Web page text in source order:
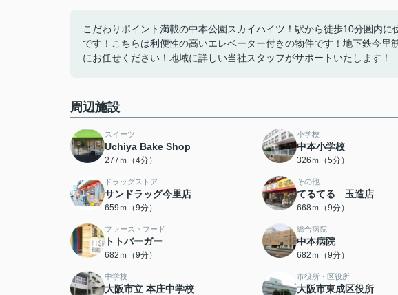
こだわりポイント満載の中本公園スカイハイツ！駅から徒歩10分圏内
です！こちらは利便性の高いエレベーター付きの物件です！地下鉄今
にお任せください！地域に詳しい当社スタッフがサポートいたします！
周辺施設
スイーツ
Uchiya Bake Shop
277ｍ（4分）
小学校
中本小学校
326ｍ（5分）
ドラッグストア
サンドラッグ今里店
659ｍ（9分）
その他
てるてる 玉造店
668ｍ（9分）
ファーストフード
トトバーガー
682ｍ（9分）
総合病院
中本病院
682ｍ（9分）
中学校
大阪市立 本庄中学校
市役所・区役所
大阪市東成区役所